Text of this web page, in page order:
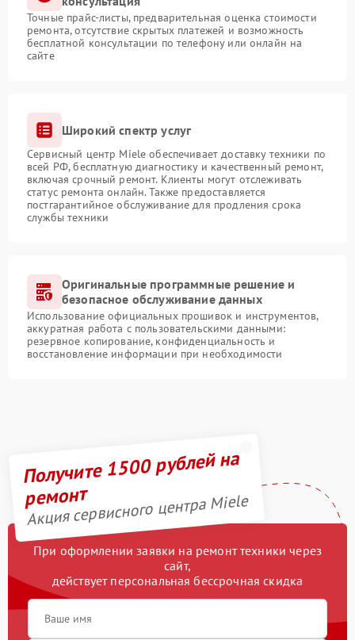
Точные прайс-листы, предварительная оценка стоимости
ремонта, отсутствие скрытых платежей и возможность
бесплатной консультации по телефону или онлайн на
сайте
Широкий спектр услуг
Сервисный центр Miele обеспечивает доставку техники по
всей РФ, бесплатную диагностику и качественный ремонт,
включая срочный ремонт. Клиенты могут отслеживать
статус ремонта онлайн. Также предоставляется
постгарантийное обслуживание для продления срока
службы техники
Оригинальные программные решение и
безопасное обслуживание данных
Использование официальных прошивок и инструментов,
аккуратная работа с пользовательскими данными:
резервное копирование, конфиденциальность и
восстановление информации при необходимости
Получите 1500 рублей на
ремонт
Акция сервисного центра Miele
При оформлении заявки на ремонт техники через
сайт,
действует персональная бессрочная скидка